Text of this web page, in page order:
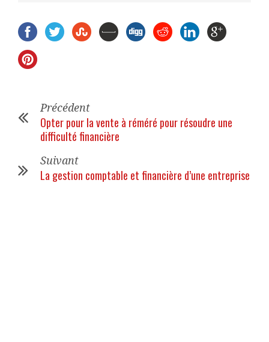
Précédent
Opter pour la vente à réméré pour résoudre une
difficulté financière
Suivant
La gestion comptable et financière d’une entreprise